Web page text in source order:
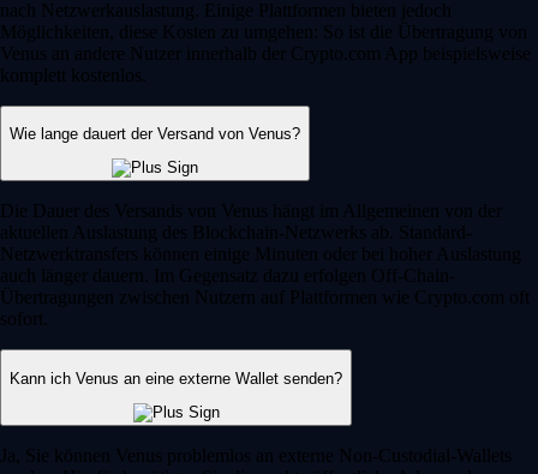
nach Netzwerkauslastung. Einige Plattformen bieten jedoch
Möglichkeiten, diese Kosten zu umgehen: So ist die Übertragung von
Venus an andere Nutzer innerhalb der Crypto.com App beispielsweise
komplett kostenlos.
Wie lange dauert der Versand von Venus?
Die Dauer des Versands von Venus hängt im Allgemeinen von der
aktuellen Auslastung des Blockchain-Netzwerks ab. Standard-
Netzwerktransfers können einige Minuten oder bei hoher Auslastung
auch länger dauern. Im Gegensatz dazu erfolgen Off-Chain-
Übertragungen zwischen Nutzern auf Plattformen wie Crypto.com oft
sofort.
Kann ich Venus an eine externe Wallet senden?
Ja, Sie können Venus problemlos an externe Non-Custodial-Wallets